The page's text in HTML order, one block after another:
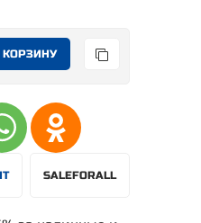
SALEFORALL